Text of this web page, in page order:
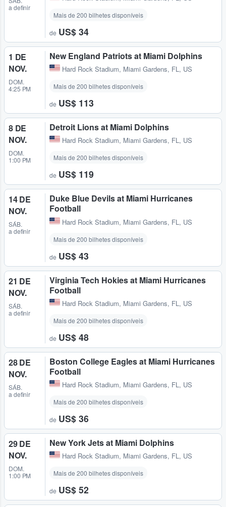
a definir
Mais de 200 bilhetes disponíveis
de US$ 34
1 DE
NOV.
DOM.
4:25 PM
New England Patriots at Miami Dolphins
Hard Rock Stadium, Miami Gardens, FL, US
Mais de 200 bilhetes disponíveis
de US$ 113
8 DE
NOV.
DOM.
1:00 PM
Detroit Lions at Miami Dolphins
Hard Rock Stadium, Miami Gardens, FL, US
Mais de 200 bilhetes disponíveis
de US$ 119
14 DE
NOV.
SÁB.
a definir
Duke Blue Devils at Miami Hurricanes
Football
Hard Rock Stadium, Miami Gardens, FL, US
Mais de 200 bilhetes disponíveis
de US$ 43
21 DE
NOV.
SÁB.
a definir
Virginia Tech Hokies at Miami Hurricanes
Football
Hard Rock Stadium, Miami Gardens, FL, US
Mais de 200 bilhetes disponíveis
de US$ 48
28 DE
NOV.
SÁB.
a definir
Boston College Eagles at Miami Hurricanes
Football
Hard Rock Stadium, Miami Gardens, FL, US
Mais de 200 bilhetes disponíveis
de US$ 36
29 DE
NOV.
DOM.
1:00 PM
New York Jets at Miami Dolphins
Hard Rock Stadium, Miami Gardens, FL, US
Mais de 200 bilhetes disponíveis
de US$ 52